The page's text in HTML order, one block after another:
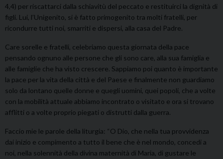
4,4) per riscattarci dalla schiavitù del peccato e restituirci la dignità di
figli. Lui, l’Unigenito, si è fatto primogenito tra molti fratelli, per
ricondurre tutti noi, smarriti e dispersi, alla casa del Padre.
Care sorelle e fratelli, celebriamo questa giornata della pace
pensando ognuno alle persone che gli sono care, alla sua famiglia e
alle famiglie che ha visto crescere. Sappiamo poi quanto è importante
la pace per la vita della città e del Paese e finalmente non guardiamo
solo da lontano quelle donne e quegli uomini, quei popoli, che a volte
con la mobilità attuale abbiamo incontrato o visitato e ora si trovano
afflitti o a volte proprio piegati o distrutti dalla guerra.
Faccio mie le parole della liturgia: “O Dio, che nella tua provvidenza
dai inizio e compimento a tutto il bene che è nel mondo, concedi a
noi, nella solennità della divina maternità di Maria, di gustare le